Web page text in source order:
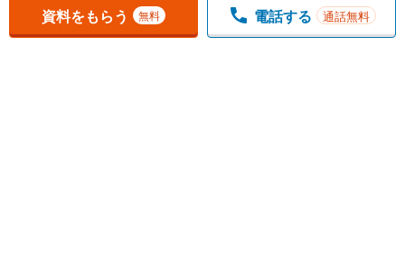
資料をもらう 無料 電話する 通話無料